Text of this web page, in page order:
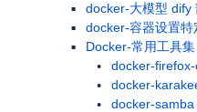
docker-大模型 dify
docker-容器设置特
Docker-常用工具集
docker-
docker-
docker-samba